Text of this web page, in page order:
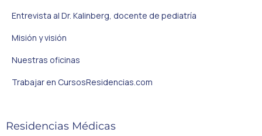
Entrevista al Dr. Kalinberg, docente de pediatría
Misión y visión
Nuestras oficinas
Trabajar en CursosResidencias.com
Residencias Médicas